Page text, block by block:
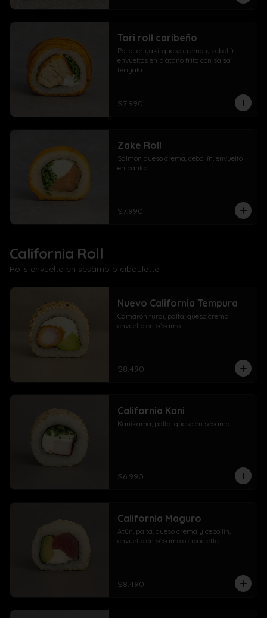
Tori roll caribeño
Pollo teriyaki, queso crema y cebollín,
envueltos en plátano frito con salsa
teriyaki
$7.990
Zake Roll
Salmón queso crema, cebollín, envuelto
en panko
$7.990
California Roll
Rolls envuelto en sésamo o ciboulette
Nuevo California Tempura
Camarón furai, palta, queso crema
envuelto en sésamo
$8.490
California Kani
Kanikama, palta, queso en sésamo.
$6.990
California Maguro
Atún, palta, queso crema y cebollín,
envuelto en sésamo o ciboulette.
$8.490